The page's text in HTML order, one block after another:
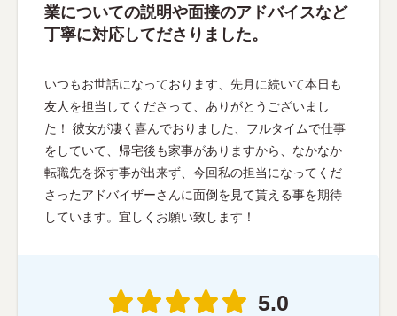
業についての説明や面接のアドバイスなど
丁寧に対応してださりました。
いつもお世話になっております、先月に続いて本日も
友人を担当してくださって、ありがとうございまし
た！ 彼女が凄く喜んでおりました、フルタイムで仕事
をしていて、帰宅後も家事がありますから、なかなか
転職先を探す事が出来ず、今回私の担当になってくだ
さったアドバイザーさんに面倒を見て貰える事を期待
しています。宜しくお願い致します！
5.0